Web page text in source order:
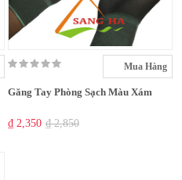
Mua Hàng
Găng Tay Phòng Sạch Màu Xám
₫ 2,350 ₫ 2,850